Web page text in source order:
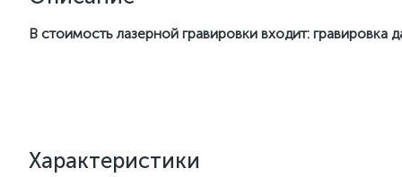
В стоимость лазерной гравировки входит: гравировка
Характеристики